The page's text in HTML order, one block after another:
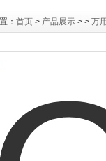
： 首页 > 产品展示 > > 万